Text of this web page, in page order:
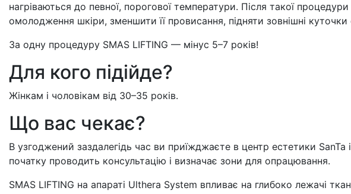
нагріваються до певної, порогової температури. Після такої
омолодження шкіри, зменшити її провисання, підняти зовнішні куточки
За одну процедуру SMAS LIFTING — мінус 5–7 років!
Для кого підійде?
Жінкам і чоловікам від 30–35 років.
Що вас чекає?
В узгоджений заздалегідь час ви приїжджаєте в центр естетики SanTa
початку проводить консультацію і визначає зони для опрацювання.
SMAS LIFTING на апараті Ulthera System впливає на глибоко лежачі